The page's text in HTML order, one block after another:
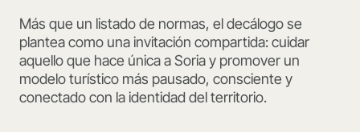
Más que un listado de normas, el decálogo se
plantea como una invitación compartida: cuidar
aquello que hace única a Soria y promover un
modelo turístico más pausado, consciente y
conectado con la identidad del territorio.